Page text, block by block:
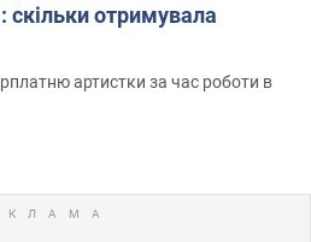
скільки отримувала
артистки за час роботи в